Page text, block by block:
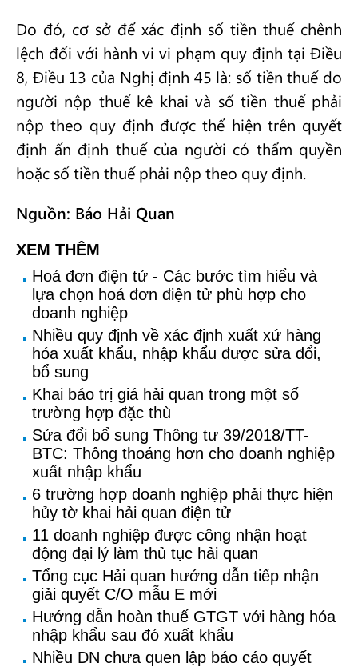
Do đó, cơ sở để xác định số tiền thuế chênh
lệch đối với hành vi vi phạm quy định tại Điều
8, Điều 13 của Nghị định 45 là: số tiền thuế do
người nộp thuế kê khai và số tiền thuế phải
nộp theo quy định được thể hiện trên quyết
định ấn định thuế của người có thẩm quyền
hoặc số tiền thuế phải nộp theo quy định.
Nguồn: Báo Hải Quan
XEM THÊM
Hoá đơn điện tử - Các bước tìm hiểu và
lựa chọn hoá đơn điện tử phù hợp cho
doanh nghiệp
Nhiều quy định về xác định xuất xứ hàng
hóa xuất khẩu, nhập khẩu được sửa đổi,
bổ sung
Khai báo trị giá hải quan trong một số
trường hợp đặc thù
Sửa đổi bổ sung Thông tư 39/2018/TT-
BTC: Thông thoáng hơn cho doanh nghiệp
xuất nhập khẩu
6 trường hợp doanh nghiệp phải thực hiện
hủy tờ khai hải quan điện tử
11 doanh nghiệp được công nhận hoạt
động đại lý làm thủ tục hải quan
Tổng cục Hải quan hướng dẫn tiếp nhận
giải quyết C/O mẫu E mới
Hướng dẫn hoàn thuế GTGT với hàng hóa
nhập khẩu sau đó xuất khẩu
Nhiều DN chưa quen lập báo cáo quyết